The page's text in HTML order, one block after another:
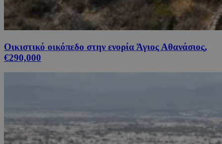
Οικιστικό οικόπεδο στην ενορία Άγιος Αθανάσιος,
€290,000